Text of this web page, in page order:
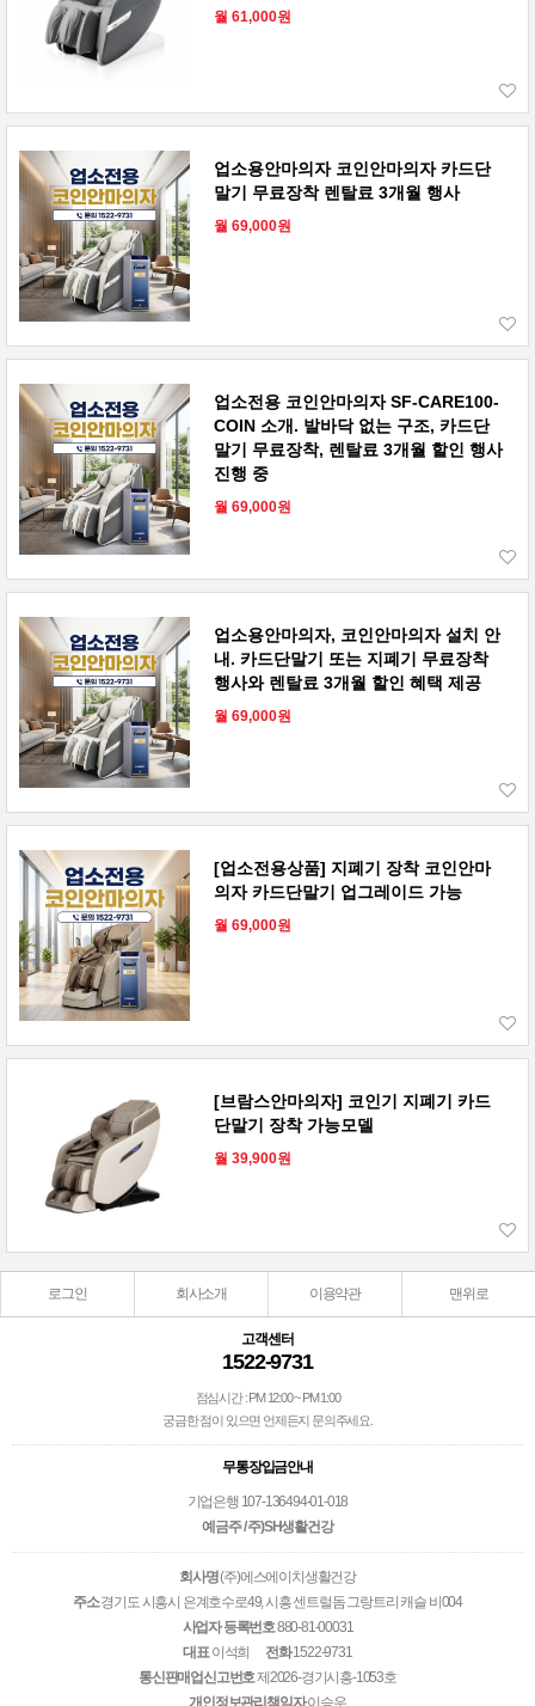
월 61,000원
업소용안마의자 코인안마의자 카드단
말기 무료장착 렌탈료 3개월 행사
월 69,000원
업소전용 코인안마의자 SF-CARE100-
COIN 소개. 발바닥 없는 구조, 카드단
말기 무료장착, 렌탈료 3개월 할인 행사
진행 중
월 69,000원
업소용안마의자, 코인안마의자 설치 안
내. 카드단말기 또는 지폐기 무료장착
행사와 렌탈료 3개월 할인 혜택 제공
월 69,000원
[업소전용상품] 지폐기 장착 코인안마
의자 카드단말기 업그레이드 가능
월 69,000원
[브람스안마의자] 코인기 지폐기 카드
단말기 장착 가능모델
월 39,900원
로그인 회사소개 이용약관 맨위로
고객센터
1522-9731
점심시간 : PM 12:00 ~ PM 1:00
궁금한 점이 있으면 언제든지 문의주세요.
무통장입금안내
기업은행 107-136494-01-018
예금주 / 주)SH생활건강
회사명(주)에스에이치생활건강
주소경기도 시흥시 은계호수로49, 시흥 센트럴돔 그랑트리 캐슬 비004
사업자 등록번호880-81-00031
대표 이석희 전화1522-9731
통신판매업신고번호제2026-경기시흥-1053호
개인정보관리책임자이승우